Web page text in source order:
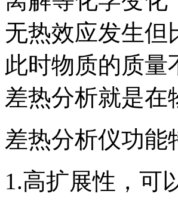
无热效应发生但
此时物质的质量
差热分析就是在
差热分析仪功能
1.高扩展性，可